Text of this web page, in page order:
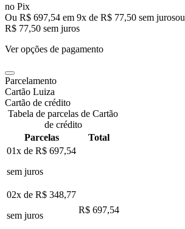
no Pix
Ou R$ 697,54 em 9x de R$ 77,50 sem jurosou
R$ 77,50 sem juros
Ver opções de pagamento
Parcelamento
Cartão Luiza
Cartão de crédito
Tabela de parcelas de Cartão
de crédito
Parcelas
Total
01x de R$ 697,54
sem juros
02x de R$ 348,77
sem juros
R$ 697,54